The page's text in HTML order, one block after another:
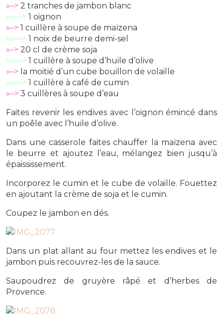
»–> 2 tranches de jambon blanc
»»—> 1 oignon
»–> 1 cuillère à soupe de maïzena
»»—> 1 noix de beurre demi-sel
»–> 20 cl de crème soja
»»—> 1 cuillère à soupe d’huile d’olive
»–> la moitié d’un cube bouillon de volaille
»»—> 1 cuillère à café de cumin
»–> 3 cuillères à soupe d’eau
Faites revenir les endives avec l’oignon émincé dans
un poêle avec l’huile d’olive.
Dans une casserole faites chauffer la maïzena avec
le beurre et ajoutez l’eau, mélangez bien jusqu’à
épaississement.
Incorporez le cumin et le cube de volaille. Fouettez
en ajoutant la crème de soja et le cumin.
Coupez le jambon en dés.
Dans un plat allant au four mettez les endives et le
jambon puis recouvrez-les de la sauce.
Saupoudrez de gruyère râpé et d’herbes de
Provence.